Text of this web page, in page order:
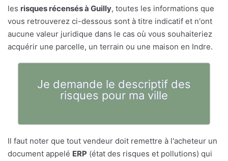
les risques récensés à Guilly, toutes les informations que
vous retrouverez ci-dessous sont à titre indicatif et n'ont
aucune valeur juridique dans le cas où vous souhaiteriez
acquérir une parcelle, un terrain ou une maison en Indre.
Je demande le descriptif des
risques pour ma ville
Il faut noter que tout vendeur doit remettre à l'acheteur un
document appelé ERP (état des risques et pollutions) qui